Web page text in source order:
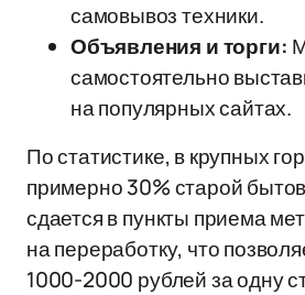
самовывоз техники.
Объявления и торги:
самостоятельно
на популярных сайтах.
По статистике, в крупных
примерно 30% старой
сдается в пункты приема
на переработку, что
1000-2000 рублей за одну